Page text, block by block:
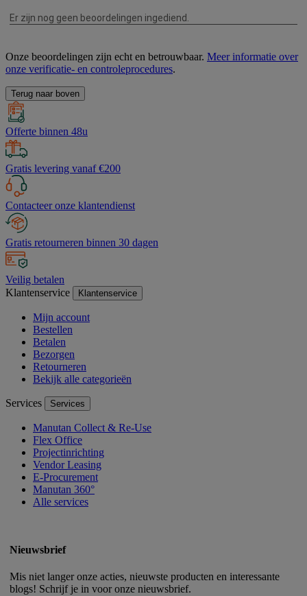
Onze beoordelingen zijn echt en betrouwbaar. Meer informatie over
onze verificatie- en controleprocedures.
Terug naar boven
Offerte binnen 48u
Gratis levering vanaf €200
Contacteer onze klantendienst
Gratis retourneren binnen 30 dagen
Veilig betalen
Klantenservice
Klantenservice
Mijn account
Bestellen
Betalen
Bezorgen
Retourneren
Bekijk alle categorieën
Services Services
Manutan Collect & Re-Use
Flex Office
Projectinrichting
Vendor Leasing
E-Procurement
Manutan 360°
Alle services
Nieuwsbrief
Mis niet langer onze acties, nieuwste producten en interessante
blogs! Schrijf je in voor onze nieuwsbrief.